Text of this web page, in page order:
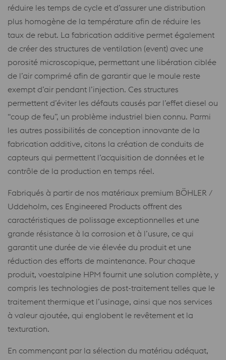
réduire les temps de cycle et d’assurer une distribution
plus homogène de la température afin de réduire les
taux de rebut. La fabrication additive permet également
de créer des structures de ventilation (event) avec une
porosité microscopique, permettant une libération ciblée
de l’air comprimé afin de garantir que le moule reste
exempt d’air pendant l’injection. Ces structures
permettent d’éviter les défauts causés par l’effet diesel ou
“coup de feu”, un problème industriel bien connu. Parmi
les autres possibilités de conception innovante de la
fabrication additive, citons la création de conduits de
capteurs qui permettent l’acquisition de données et le
contrôle de la production en temps réel.
Fabriqués à partir de nos matériaux premium BÖHLER /
Uddeholm, ces Engineered Products offrent des
caractéristiques de polissage exceptionnelles et une
grande résistance à la corrosion et à l’usure, ce qui
garantit une durée de vie élevée du produit et une
réduction des efforts de maintenance. Pour chaque
produit, voestalpine HPM fournit une solution complète, y
compris les technologies de post-traitement telles que le
traitement thermique et l’usinage, ainsi que nos services
à valeur ajoutée, qui englobent le revêtement et la
texturation.
En commençant par la sélection du matériau adéquat,